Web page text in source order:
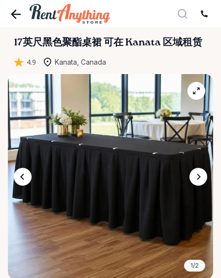
17英尺黑色聚酯桌裙可在 Kanata 区域租赁
4.9 Kanata, Canada
1/2